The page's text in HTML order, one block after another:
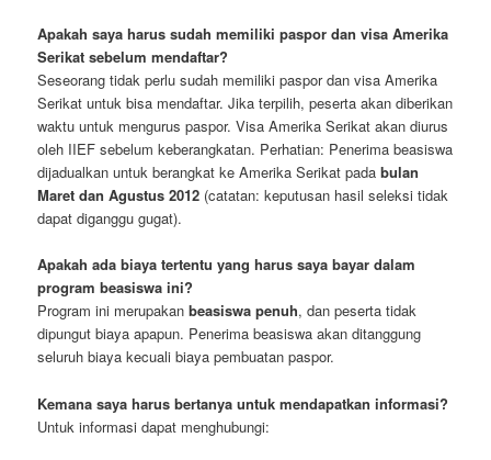
Apakah saya harus sudah memiliki paspor dan visa Amerika
Serikat sebelum mendaftar?
Seseorang tidak perlu sudah memiliki paspor dan visa Amerika
Serikat untuk bisa mendaftar. Jika terpilih, peserta akan diberikan
waktu untuk mengurus paspor. Visa Amerika Serikat akan diurus
oleh IIEF sebelum keberangkatan. Perhatian: Penerima beasiswa
dijadualkan untuk berangkat ke Amerika Serikat padabulan
Maret dan Agustus 2012 (catatan: keputusan hasil seleksi tidak
dapat diganggu gugat).
Apakah ada biaya tertentu yang harus saya bayar dalam
program beasiswa ini?
Program ini merupakanbeasiswa penuh, dan peserta tidak
dipungut biaya apapun. Penerima beasiswa akan ditanggung
seluruh biaya kecuali biaya pembuatan paspor.
Kemana saya harus bertanya untuk mendapatkan informasi?
Untuk informasi dapat menghubungi: